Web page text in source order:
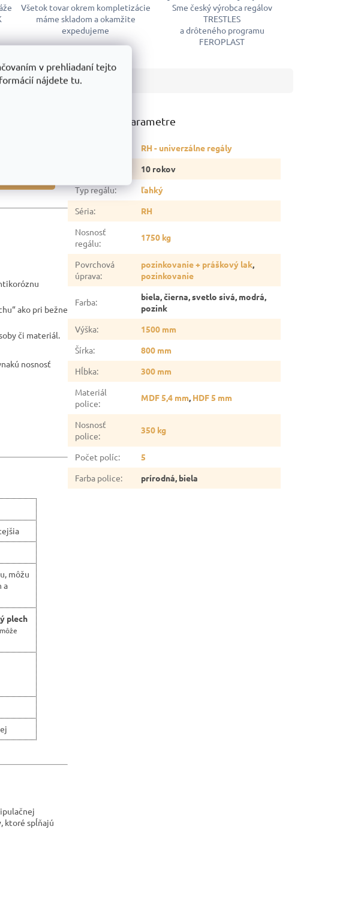
v prehliadaní tejto
nájdete tu.
Všetok tovar okrem kompletizácie
máme skladom a okamžite
expedujeme
Sme český výrobca regálov
TRESTLES
a drôteného programu
FEROPLAST
ako pri bežne
či materiál.
nosnosť
môžu
a
plech
, ktoré spĺňajú
Dodatočné parametre
RH - univerzálne regály
10 rokov
Typ regálu:
ľahký
Séria:
RH
Nosnosť
regálu:
1750 kg
Povrchová
úprava:
pozinkovanie + práškový lak,
pozinkovanie
Farba:
biela, čierna, svetlo sivá, modrá,
pozink
Výška:
1500 mm
Šírka:
800 mm
Hĺbka:
300 mm
Materiál
police:
MDF 5,4 mm, HDF 5 mm
Nosnosť
police:
350 kg
Počet políc:
5
Farba police: prírodná, biela